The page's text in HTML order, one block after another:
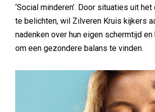
‘Social minderen’. Door situaties uit
te belichten, wil Zilveren Kruis kijkers
nadenken over hun eigen schermtijd
om een gezondere balans te vinden.